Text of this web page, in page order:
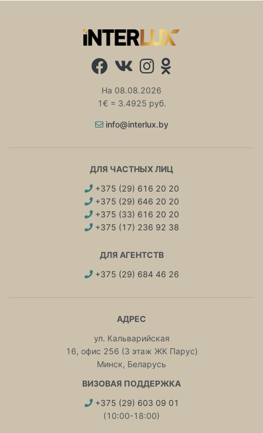
На 08.08.2026
1€ = 3.4925 руб.
info@interlux.by
ДЛЯ ЧАСТНЫХ ЛИЦ
+375 (29) 616 20 20
+375 (29) 646 20 20
+375 (33) 616 20 20
+375 (17) 236 92 38
ДЛЯ АГЕНТСТВ
+375 (29) 684 46 26
АДРЕС
ул. Кальварийская
16, офис 256 (3 этаж ЖК Парус)
Минск, Беларусь
ВИЗОВАЯ ПОДДЕРЖКА
+375 (29) 603 09 01
(10:00-18:00)